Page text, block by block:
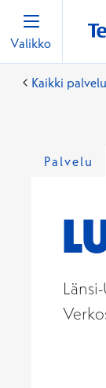
Valikko
Kaikki
Palvelu